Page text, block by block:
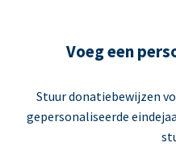
Voeg een
Stuur donatiebewijzen
gepersonaliseerde